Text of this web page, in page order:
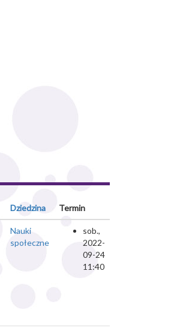
Dziedzina Termin
Nauki
społeczne
sob.,
2022-
09-24
11:40